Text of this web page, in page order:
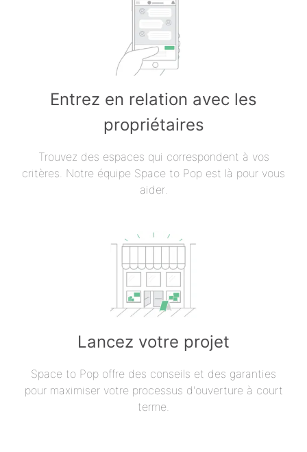
Entrez en relation avec les
propriétaires
Trouvez des espaces qui correspondent à vos
critères. Notre équipe Space to Pop est là pour vous
aider.
Lancez votre projet
Space to Pop offre des conseils et des garanties
pour maximiser votre processus d'ouverture à court
terme.